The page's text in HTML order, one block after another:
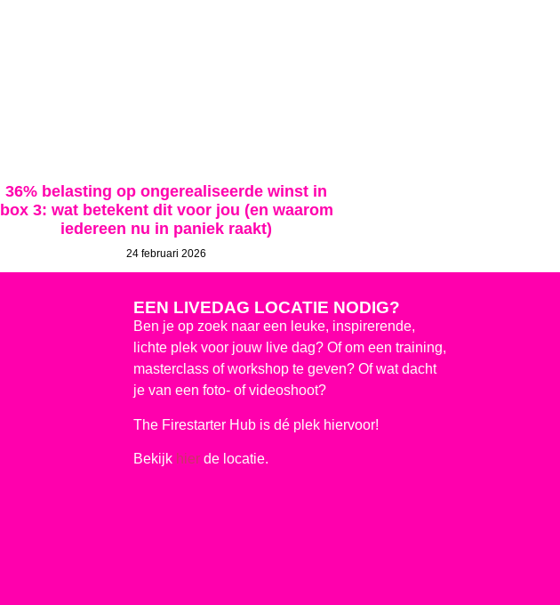
36% belasting op ongerealiseerde winst in
box 3: wat betekent dit voor jou (en waarom
iedereen nu in paniek raakt)
24 februari 2026
EEN LIVEDAG LOCATIE NODIG?
Ben je op zoek naar een leuke, inspirerende,
lichte plek voor jouw live dag? Of om een training,
masterclass of workshop te geven? Of wat dacht
je van een foto- of videoshoot?
The Firestarter Hub is dé plek hiervoor!
Bekijk hier de locatie.